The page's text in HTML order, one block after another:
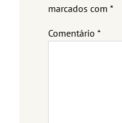
marcados com *
Comentário *